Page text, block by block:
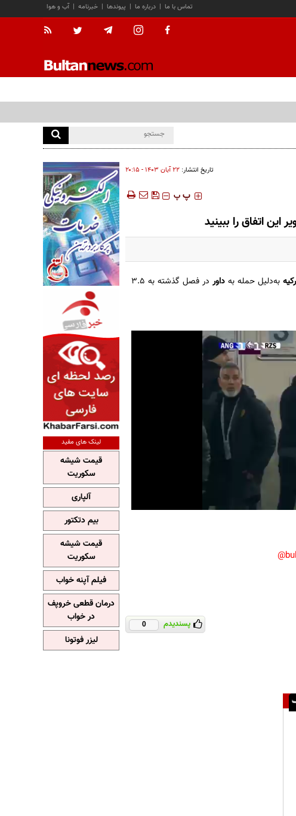
آب و هوا | خبرنامه | پیوندها | درباره ما | تماس با ما
تاریخ انتشار: ۲۲ آبان ۱۴۰۳ - ۲۰:۱۵
‍‍‍ پ پ
به‌دلیل حمله به داور
در فصل گذشته به ۳.۵
پسندیدم 0
لینک های مفید
قیمت شیشه
سکوریت
آلپاری
بیم دتکتور
قیمت شیشه
سکوریت
فیلم آپنه خواب
درمان قطعی خروپف
در خواب
لیزر فوتونا